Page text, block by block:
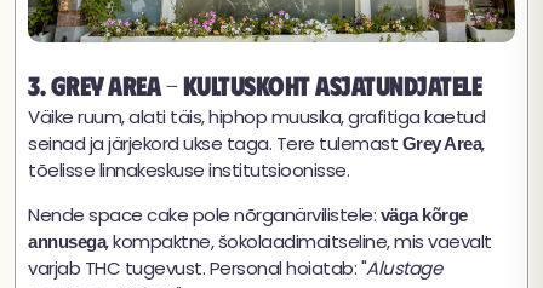
3. Grey Area - kultuskoht asjatundjatele
Väike ruum, alati täis, hiphop muusika, grafitiga kaetud
seinad ja järjekord ukse taga. Tere tulemast Grey Area,
tõelisse linnakeskuse institutsioonisse.
Nende space cake pole nõrganärvilistele: väga kõrge
annusega, kompaktne, šokolaadimaitseline, mis vaevalt
varjab THC tugevust. Personal hoiatab: "Alustage